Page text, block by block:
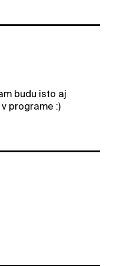
budu isto aj
programe :)